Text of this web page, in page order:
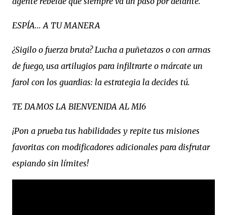
ESPÍA... A TU MANERA
¿Sigilo o fuerza bruta? Lucha a puñetazos o con armas
de fuego, usa artilugios para infiltrarte o márcate un
farol con los guardias: la estrategia la decides tú.
TE DAMOS LA BIENVENIDA AL MI6
¡Pon a prueba tus habilidades y repite tus misiones
favoritas con modificadores adicionales para disfrutar
espiando sin límites!